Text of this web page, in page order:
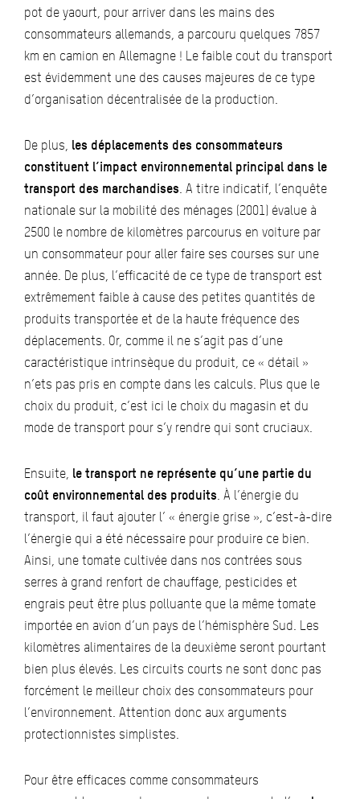
pot de yaourt, pour arriver dans les mains des
consommateurs allemands, a parcouru quelques 7857
km en camion en Allemagne ! Le faible cout du transport
est évidemment une des causes majeures de ce type
d’organisation décentralisée de la production.
De plus, les déplacements des consommateurs
constituent l’impact environnemental principal dans le
transport des marchandises. A titre indicatif, l’enquête
nationale sur la mobilité des ménages (2001) évalue à
2500 le nombre de kilomètres parcourus en voiture par
un consommateur pour aller faire ses courses sur une
année. De plus, l’efficacité de ce type de transport est
extrêmement faible à cause des petites quantités de
produits transportée et de la haute fréquence des
déplacements. Or, comme il ne s’agit pas d’une
caractéristique intrinsèque du produit, ce « détail »
n’ets pas pris en compte dans les calculs. Plus que le
choix du produit, c’est ici le choix du magasin et du
mode de transport pour s’y rendre qui sont cruciaux.
Ensuite, le transport ne représente qu’une partie du
coût environnemental des produits. À l’énergie du
transport, il faut ajouter l’ « énergie grise », c’est-à-dire
l’énergie qui a été nécessaire pour produire ce bien.
Ainsi, une tomate cultivée dans nos contrées sous
serres à grand renfort de chauffage, pesticides et
engrais peut être plus polluante que la même tomate
importée en avion d’un pays de l’hémisphère Sud. Les
kilomètres alimentaires de la deuxième seront pourtant
bien plus élevés. Les circuits courts ne sont donc pas
forcément le meilleur choix des consommateurs pour
l’environnement. Attention donc aux arguments
protectionnistes simplistes.
Pour être efficaces comme consommateurs